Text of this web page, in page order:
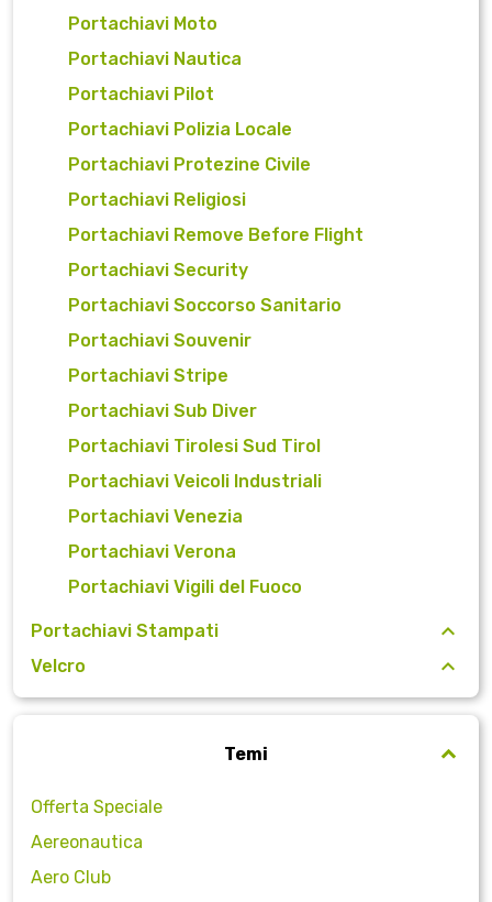
Portachiavi Moto
Portachiavi Nautica
Portachiavi Pilot
Portachiavi Polizia Locale
Portachiavi Protezine Civile
Portachiavi Religiosi
Portachiavi Remove Before Flight
Portachiavi Security
Portachiavi Soccorso Sanitario
Portachiavi Souvenir
Portachiavi Stripe
Portachiavi Sub Diver
Portachiavi Tirolesi Sud Tirol
Portachiavi Veicoli Industriali
Portachiavi Venezia
Portachiavi Verona
Portachiavi Vigili del Fuoco
Portachiavi Stampati
Velcro
Temi
Offerta Speciale
Aereonautica
Aero Club